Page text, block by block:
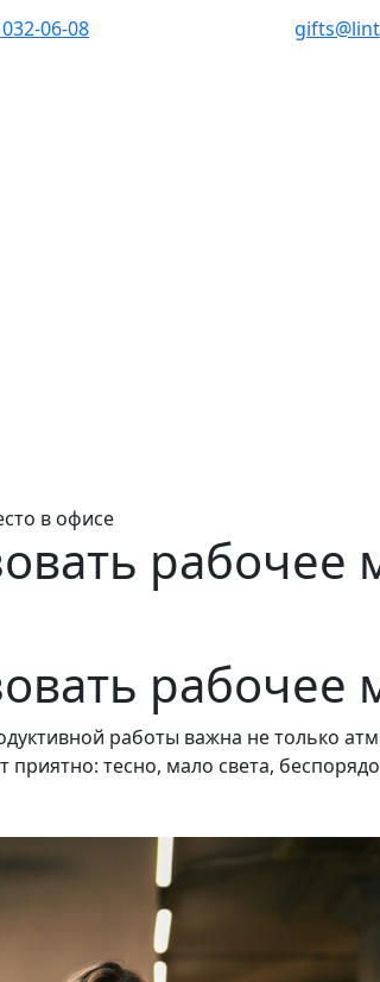
06-08
в офисе
рабочее
рабочее
работы важна не только
приятно: тесно, мало света,